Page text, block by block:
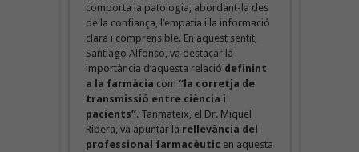
comporta la patologia, abordant-la des
de la confiança, l’empatia i la informació
clara i comprensible. En aquest sentit,
Santiago Alfonso, va destacar la
importància d’aquesta relació definint
a la farmàcia com “la corretja de
transmissió entre ciència i
pacients”. Tanmateix, el Dr. Miquel
Ribera, va apuntar la rellevància del
professional farmacèutic en aquesta